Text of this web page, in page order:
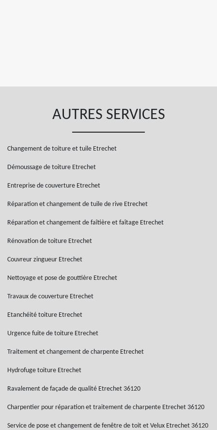
AUTRES SERVICES
Changement de toiture et tuile Etrechet
Démoussage de toiture Etrechet
Entreprise de couverture Etrechet
Réparation et changement de tuile de rive Etrechet
Réparation et changement de faîtière et faîtage Etrechet
Rénovation de toiture Etrechet
Couvreur zingueur Etrechet
Nettoyage et pose de gouttière Etrechet
Travaux de couverture Etrechet
Etanchéité toiture Etrechet
Urgence fuite de toiture Etrechet
Traitement et changement de charpente Etrechet
Hydrofuge toiture Etrechet
Ravalement de façade de qualité Etrechet 36120
Charpentier pour réparation et traitement de charpente Etrechet 36120
Service de pose et changement de fenêtre de toit et Velux Etrechet 36120